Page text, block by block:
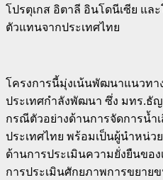
โปรตุเกส อิตาลี อินโดนีเซีย แล
ตัวแทนจากประเทศไทย
โครงการนี้มุ่งเน้นพัฒนาแนวทา
ประเทศกำลังพัฒนา ซึ่ง มทร.ธั
กรณีตัวอย่างด้านการจัดการน้ำ
ประเทศไทย พร้อมเป็นผู้นำหน่ว
ด้านการประเมินความยั่งยืนขอ
การประเมินศักยภาพการขยาย